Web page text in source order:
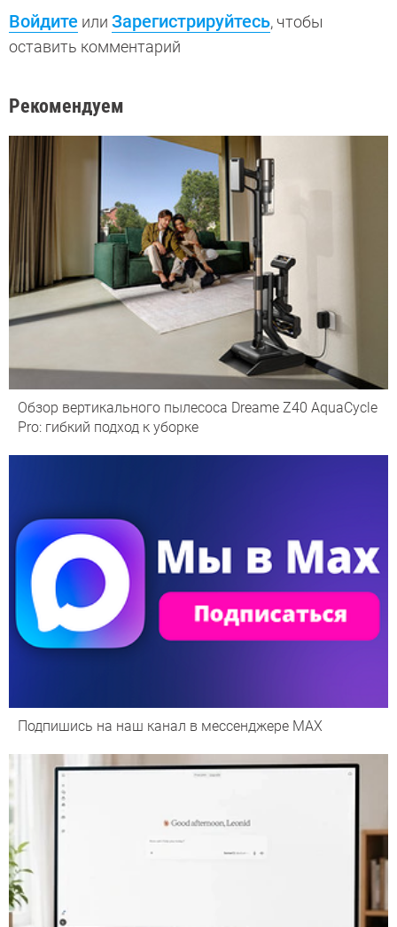
Войдите или Зарегистрируйтесь, чтобы
оставить комментарий
Рекомендуем
Обзор вертикального пылесоса Dreame Z40 AquaCycle
Pro: гибкий подход к уборке
Подпишись на наш канал в мессенджере МАХ